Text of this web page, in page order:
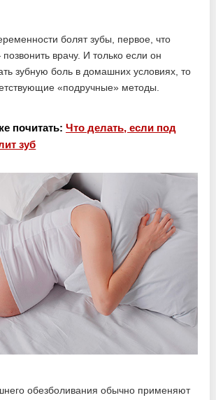
болят зубы, первое, что
врачу. И только если он
зубную боль в домашних условиях, то
«подручные» методы.
почитать:Что делать, если под
зуб
обезболивания обычно применяют